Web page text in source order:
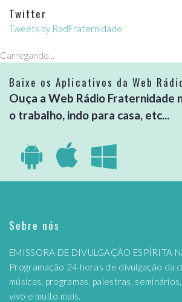
Twitter
Tweets by RadFraternidade
Carregando...
Baixe os Aplicativos da Web
Ouça a Web Rádio Fraternidade
o trabalho, indo para casa, etc...
Sobre nós
EMISSORA DE DIVULGAÇÃO ESPÍRITA
Programação 24 horas de divulgação da
músicas, programas, palestras,
vivo e muito mais.